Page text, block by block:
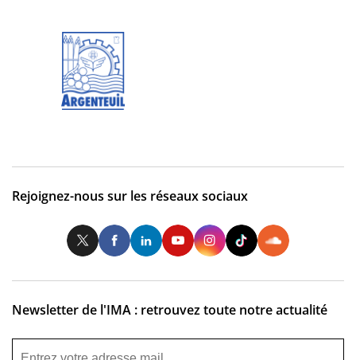
Rejoignez-nous sur les réseaux sociaux
TwitterFacebookLinkedInYoutubeInstagram
Newsletter de l'IMA : retrouvez toute notre actualité